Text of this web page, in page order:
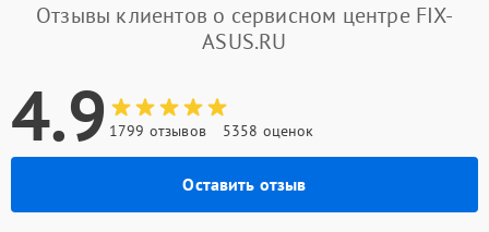
Отзывы клиентов о сервисном центре FIX-
ASUS.RU
4.9 1799 отзывов 5358 оценок
Оставить отзыв